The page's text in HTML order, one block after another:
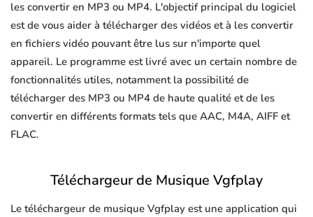
les convertir en MP3 ou MP4. L'objectif principal du logiciel
est de vous aider à télécharger des vidéos et à les convertir
en fichiers vidéo pouvant être lus sur n'importe quel
appareil. Le programme est livré avec un certain nombre de
fonctionnalités utiles, notamment la possibilité de
télécharger des MP3 ou MP4 de haute qualité et de les
convertir en différents formats tels que AAC, M4A, AIFF et
FLAC.
Téléchargeur de Musique Vgfplay
Le téléchargeur de musique Vgfplay est une application qui